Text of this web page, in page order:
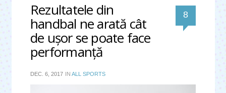
Rezultatele din
handbal ne arată cât
de uşor se poate face
performanţă
8
DEC. 6, 2017 IN ALL SPORTS